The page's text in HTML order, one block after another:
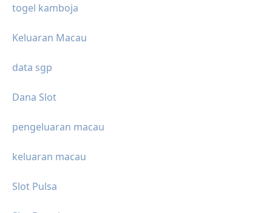
togel kamboja
Keluaran Macau
data sgp
Dana Slot
pengeluaran macau
keluaran macau
Slot Pulsa